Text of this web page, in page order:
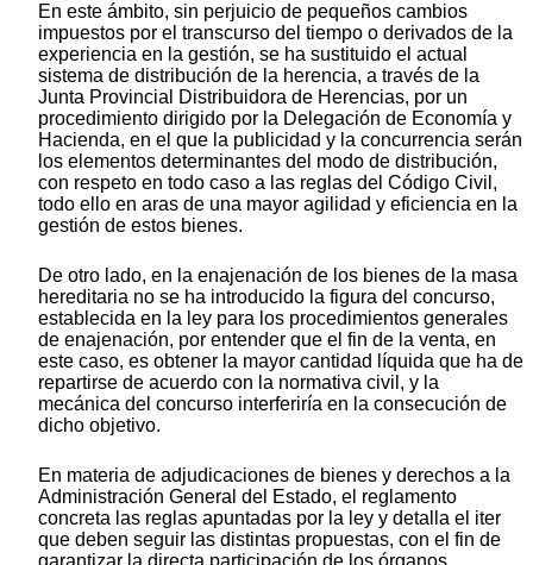
En este ámbito, sin perjuicio de pequeños cambios
impuestos por el transcurso del tiempo o derivados de la
experiencia en la gestión, se ha sustituido el actual
sistema de distribución de la herencia, a través de la
Junta Provincial Distribuidora de Herencias, por un
procedimiento dirigido por la Delegación de Economía y
Hacienda, en el que la publicidad y la concurrencia serán
los elementos determinantes del modo de distribución,
con respeto en todo caso a las reglas del Código Civil,
todo ello en aras de una mayor agilidad y eficiencia en la
gestión de estos bienes.
De otro lado, en la enajenación de los bienes de la masa
hereditaria no se ha introducido la figura del concurso,
establecida en la ley para los procedimientos generales
de enajenación, por entender que el fin de la venta, en
este caso, es obtener la mayor cantidad líquida que ha de
repartirse de acuerdo con la normativa civil, y la
mecánica del concurso interferiría en la consecución de
dicho objetivo.
En materia de adjudicaciones de bienes y derechos a la
Administración General del Estado, el reglamento
concreta las reglas apuntadas por la ley y detalla el iter
que deben seguir las distintas propuestas, con el fin de
garantizar la directa participación de los órganos